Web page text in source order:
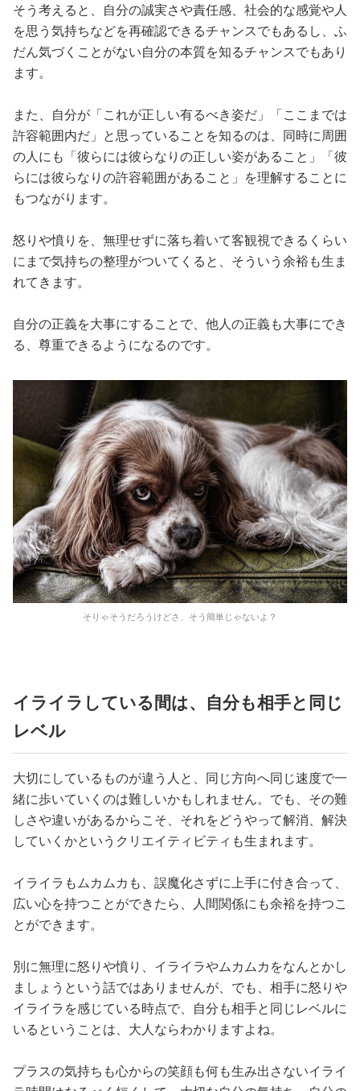
そう考えると、自分の誠実さや責任感、社会的な感覚や人
を思う気持ちなどを再確認できるチャンスでもあるし、ふ
だん気づくことがない自分の本質を知るチャンスでもあり
ます。
また、自分が「これが正しい有るべき姿だ」「ここまでは
許容範囲内だ」と思っていることを知るのは、同時に周囲
の人にも「彼らには彼らなりの正しい姿があること」「彼
らには彼らなりの許容範囲があること」を理解することに
もつながります。
怒りや憤りを、無理せずに落ち着いて客観視できるくらい
にまで気持ちの整理がついてくると、そういう余裕も生ま
れてきます。
自分の正義を大事にすることで、他人の正義も大事にでき
る、尊重できるようになるのです。
そりゃそうだろうけどさ、そう簡単じゃないよ？
イライラしている間は、自分も相手と同じ
レベル
大切にしているものが違う人と、同じ方向へ同じ速度で一
緒に歩いていくのは難しいかもしれません。でも、その難
しさや違いがあるからこそ、それをどうやって解消、解決
していくかというクリエイティビティも生まれます。
イライラもムカムカも、誤魔化さずに上手に付き合って、
広い心を持つことができたら、人間関係にも余裕を持つこ
とができます。
別に無理に怒りや憤り、イライラやムカムカをなんとかし
ましょうという話ではありませんが、でも、相手に怒りや
イライラを感じている時点で、自分も相手と同じレベルに
いるということは、大人ならわかりますよね。
プラスの気持ちも心からの笑顔も何も生み出さないイライ